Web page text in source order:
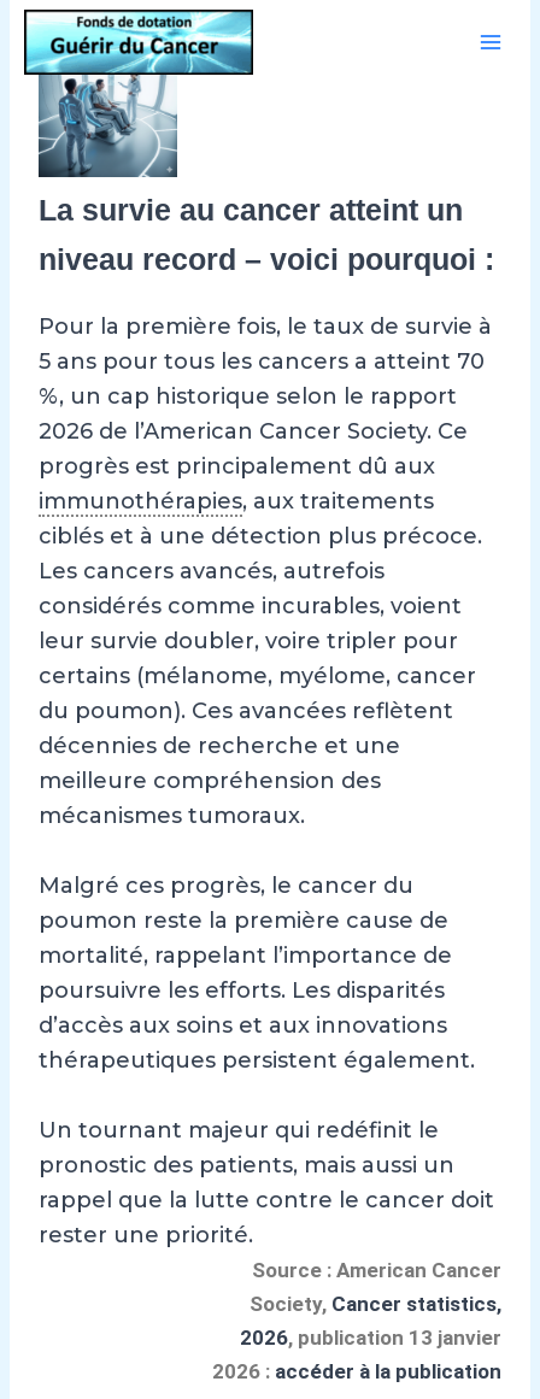
Aller
contenu
La survie au cancer atteint un
niveau record – voici pourquoi :
Pour la première fois, le taux de survie à
5 ans pour tous les cancers a atteint 70
%, un cap historique selon le rapport
2026 de l’American Cancer Society. Ce
progrès est principalement dû aux
immunothérapies, aux traitements
ciblés et à une détection plus précoce.
Les cancers avancés, autrefois
considérés comme incurables, voient
leur survie doubler, voire tripler pour
certains (mélanome, myélome, cancer
du poumon). Ces avancées reflètent
décennies de recherche et une
meilleure compréhension des
mécanismes tumoraux.
Malgré ces progrès, le cancer du
poumon reste la première cause de
mortalité, rappelant l’importance de
poursuivre les efforts. Les disparités
d’accès aux soins et aux innovations
thérapeutiques persistent également.
Un tournant majeur qui redéfinit le
pronostic des patients, mais aussi un
rappel que la lutte contre le cancer doit
rester une priorité.
Source : American Cancer
Society, Cancer statistics,
2026, publication 13 janvier
2026 : accéder à la publication